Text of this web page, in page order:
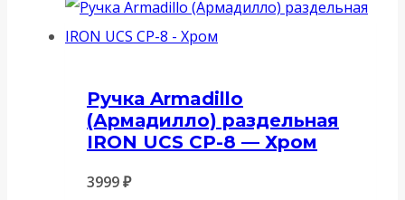
Ручка Armadillo
(Армадилло) раздельная
IRON UCS СР-8 — Хром
3999₽